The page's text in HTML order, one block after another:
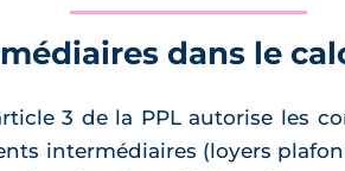
dans le
3 de la PPL autorise les
intermédiaires (loyers